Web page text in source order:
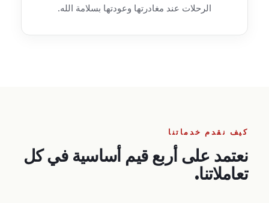
الرحلات عند مغادرتها وعودتها بسلامة الله.
كيف نقدم خدماتنا
نعتمد على أربع قيم أساسية في كل
تعاملاتنا.